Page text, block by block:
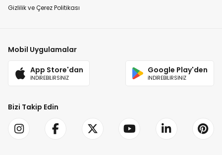
Gizlilik ve Çerez Politikası
Mobil Uygulamalar
App Store'dan
İNDİREBİLİRSİNİZ
Google Play'den
İNDİREBİLİRSİNİZ
Bizi Takip Edin